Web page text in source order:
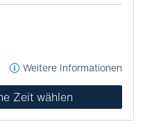
Weitere Informationen
Zeit wählen